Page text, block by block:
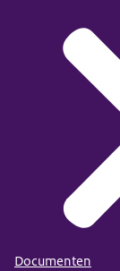
Documenten